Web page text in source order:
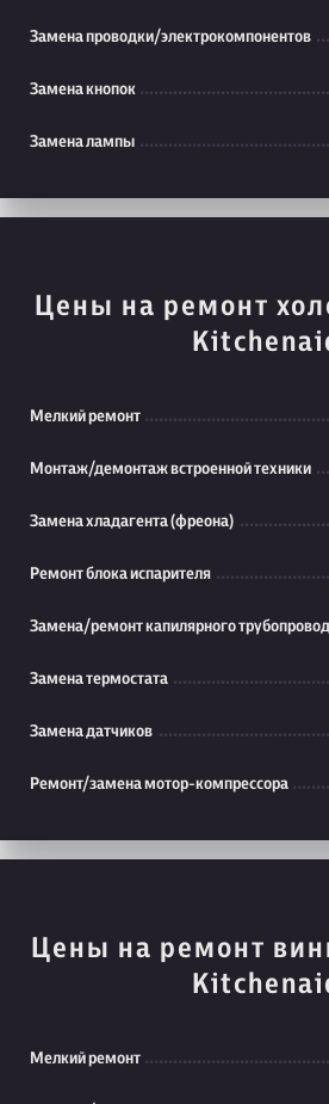
Замена проводки/электрокомпонентов
Замена кнопок
Замена лампы
Цены на ремонт
Мелкий ремонт
Монтаж/демонтаж встроенной техники
Замена хладагента (фреона)
Ремонт блока испарителя
Замена/ремонт капилярного
Замена термостата
Замена датчиков
Ремонт/замена мотор-компрессора
Цены на ремонт
Мелкий ремонт